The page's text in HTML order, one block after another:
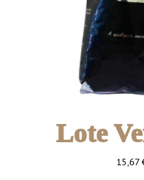
Lote
15,67